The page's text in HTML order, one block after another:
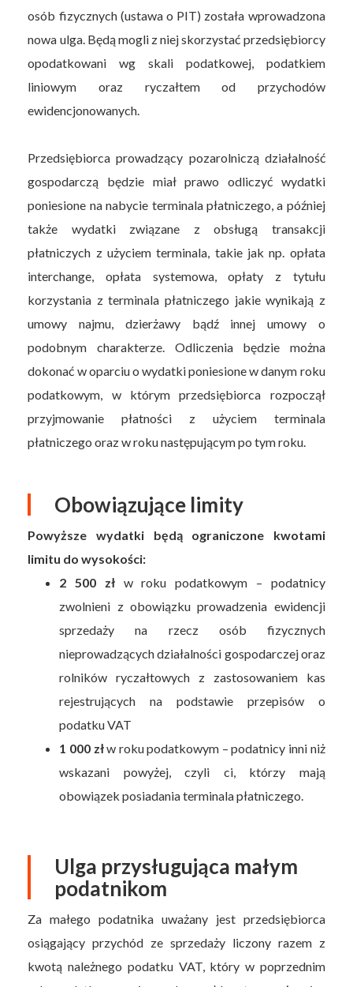
osób fizycznych (ustawa o PIT) została wprowadzona
nowa ulga. Będą mogli z niej skorzystać przedsiębiorcy
opodatkowani wg skali podatkowej, podatkiem
liniowym oraz ryczałtem od przychodów
ewidencjonowanych.
Przedsiębiorca prowadzący pozarolniczą działalność
gospodarczą będzie miał prawo odliczyć wydatki
poniesione na nabycie terminala płatniczego, a później
także wydatki związane z obsługą transakcji
płatniczych z użyciem terminala, takie jak np. opłata
interchange, opłata systemowa, opłaty z tytułu
korzystania z terminala płatniczego jakie wynikają z
umowy najmu, dzierżawy bądź innej umowy o
podobnym charakterze. Odliczenia będzie można
dokonać w oparciu o wydatki poniesione w danym roku
podatkowym, w którym przedsiębiorca rozpoczął
przyjmowanie płatności z użyciem terminala
płatniczego oraz w roku następującym po tym roku.
Obowiązujące limity
Powyższe wydatki będą ograniczone kwotami
limitu do wysokości:
2 500 złw roku podatkowym – podatnicy
zwolnieni z obowiązku prowadzenia ewidencji
sprzedaży na rzecz osób fizycznych
nieprowadzących działalności gospodarczej oraz
rolników ryczałtowych z zastosowaniem kas
rejestrujących na podstawie przepisów o
podatku VAT
1 000 złw roku podatkowym – podatnicy inni niż
wskazani powyżej, czyli ci, którzy mają
obowiązek posiadania terminala płatniczego.
Ulga przysługująca małym
podatnikom
Za małego podatnika uważany jest przedsiębiorca
osiągający przychód ze sprzedaży liczony razem z
kwotą należnego podatku VAT, który w poprzednim